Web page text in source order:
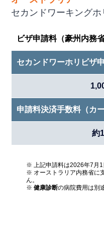
セカンドワーキング
ビザ申請料（豪州内務省
セカンドワーホリビザ
申請料決済手数料（カ
約
※ 上記申請料は2026年7月1
※ オーストラリア内務省に
ん。
※健康診断の病院費用は別